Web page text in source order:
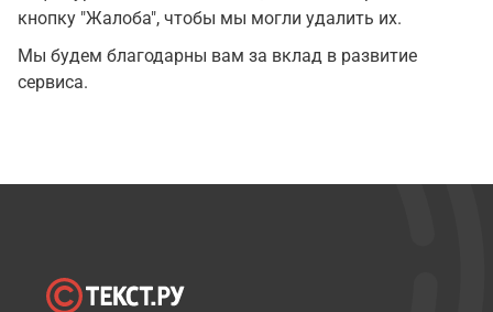
кнопку "Жалоба", чтобы мы могли удалить их.
Мы будем благодарны вам за вклад в развитие
сервиса.